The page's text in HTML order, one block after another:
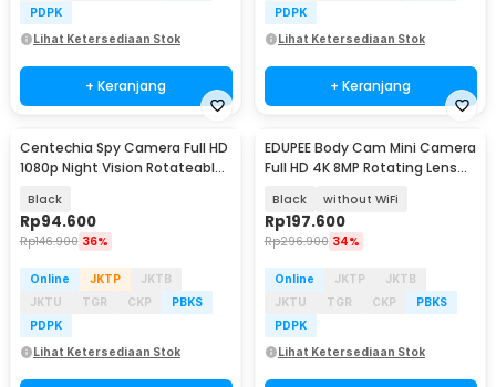
PDPK
Lihat Ketersediaan Stok
+ Keranjang
PDPK
Lihat Ketersediaan Stok
+ Keranjang
Centechia Spy Camera Full HD
1080p Night Vision Rotateable
Black
Rp94.600
Rp146.900 36%
Online JKTP
JKTB
JKTU
TGR CKP
PBKS
PDPK
Lihat Ketersediaan Stok
EDUPEE Body Cam Mini Camera
Full HD 4K 8MP Rotating Lens
Black without WiFi
Rp197.600
Rp296.900 34%
Online JKTP
JKTB
JKTU
TGR CKP
PBKS
PDPK
Lihat Ketersediaan Stok